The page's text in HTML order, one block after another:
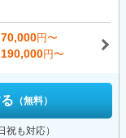
70,000円〜
190,000円〜
（無料）
も対応）